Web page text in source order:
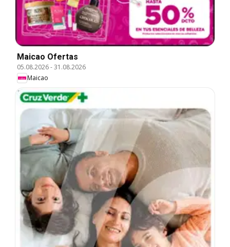
Maicao Ofertas
05.08.2026-31.08.2026
Maicao